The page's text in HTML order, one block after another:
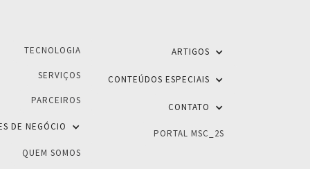
TECNOLOGIA
SERVIÇOS
PARCEIROS
DE NEGÓCIO
QUEM SOMOS
ARTIGOS
CONTEÚDOS ESPECIAIS
CONTATO
PORTAL MSC_2S